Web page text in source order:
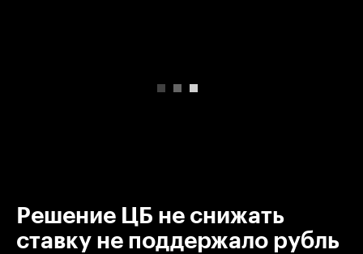
Решение ЦБ не снижать
ставку не поддержало рубль